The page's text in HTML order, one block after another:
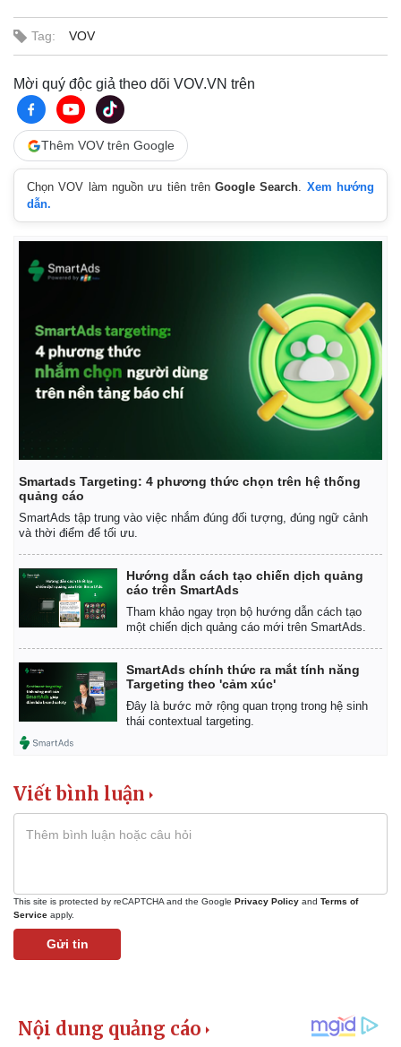
Bất động sản
Khởi nghiệp
Tag: VOV
Mời quý độc giả theo dõi VOV.VN trên
Thêm VOV trên Google
Chọn VOV làm nguồn ưu tiên trênGoogle Search. Xem hướng
dẫn.
Smartads Targeting: 4 phương thức chọn trên hệ thống
quảng cáo
SmartAds tập trung vào việc nhắm đúng đối tượng, đúng ngữ cảnh
và thời điểm để tối ưu.
Hướng dẫn cách tạo chiến dịch quảng
cáo trên SmartAds
Tham khảo ngay trọn bộ hướng dẫn cách tạo
một chiến dịch quảng cáo mới trên SmartAds.
SmartAds chính thức ra mắt tính năng
Targeting theo 'cảm xúc'
Đây là bước mở rộng quan trọng trong hệ sinh
thái contextual targeting.
Viết bình luận
This site is protected by reCAPTCHA and the Google Privacy Policy and Terms of
Service apply.
Gửi tin